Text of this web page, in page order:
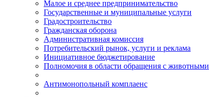
Малое и среднее предпринимательство
Государственные и муниципальные услуги
Градостроительство
Гражданская оборона
Административная комиссия
Потребительский рынок, услуги и реклама
Инициативное бюджетирование
Полномочия в области обращения с животными
Антимонопольный комплаенс